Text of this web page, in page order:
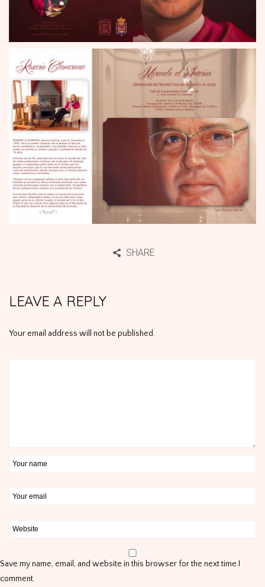
SHARE
LEAVE A REPLY
Your email address will not be published.
Save my name, email, and website in this browser for the next time I
comment.